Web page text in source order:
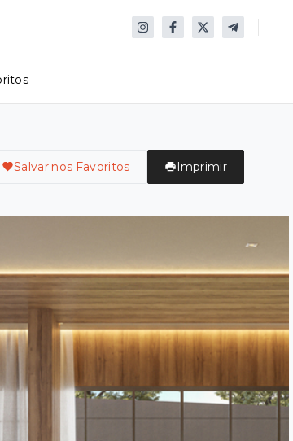
Salvar nos Favoritos Imprimir